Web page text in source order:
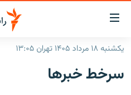
لینک‌های
قابلیت
دسترسی
بازگشت
ایران
یکشنبه ۱۸ مرداد ۱۴۰۵ تهران ۱۳:۰۵
سرخط‌ خبرها